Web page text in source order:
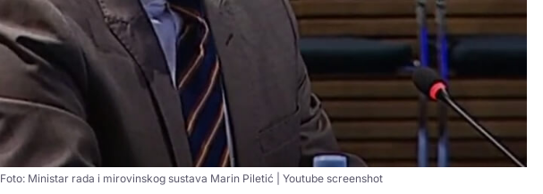
Foto: Ministar rada i mirovinskog sustava Marin Piletić | Youtube screenshot